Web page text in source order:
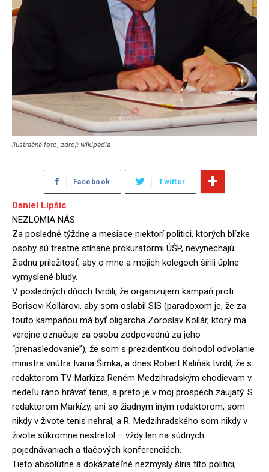
ilustračná foto, zdroj: wikipedia
Facebook Twitter
Daniel Lipšic
NEZLOMIA NÁS
Za posledné týždne a mesiace niektorí politici, ktorých blízke
osoby sú trestne stíhane prokurátormi ÚŠP, nevynechajú
žiadnu príležitosť, aby o mne a mojich kolegoch šírili úplne
vymyslené bludy.
V posledných dňoch tvrdili, že organizujem kampaň proti
Borisovi Kollárovi, aby som oslabil SIS (paradoxom je, že za
touto kampaňou má byť oligarcha Zoroslav Kollár, ktorý ma
verejne označuje za osobu zodpovednú za jeho
“prenasledovanie”), že som s prezidentkou dohodol odvolanie
ministra vnútra Ivana Šimka, a dnes Robert Kaliňák tvrdil, že s
redaktorom TV Markíza Reném Medzihradským chodievam v
nedeľu ráno hrávať tenis, a preto je v moj prospech zaujatý. S
redaktorom Markízy, ani so žiadnym iným redaktorom, som
nikdy v živote tenis nehral, a R. Medzihradského som nikdy v
živote súkromne nestretol – vždy len na súdnych
pojednávaniach a tlačových konferenciách.
Tieto absolútne a dokázateľné nezmysly šíria títo politici,